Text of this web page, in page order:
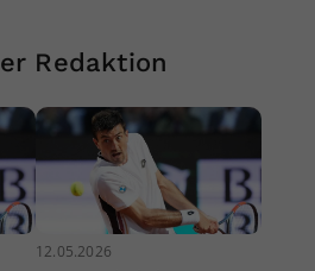
Redaktion
12.05.2026